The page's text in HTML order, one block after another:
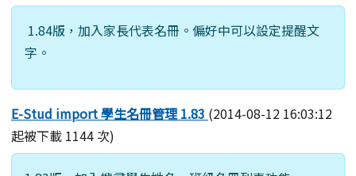
1.84版，加入家長代表名冊。偏好中可以設定提醒文
字。
E-Stud import 學生名冊管理 1.83 (2014-08-12 16:03:12
起被下載 1144 次)